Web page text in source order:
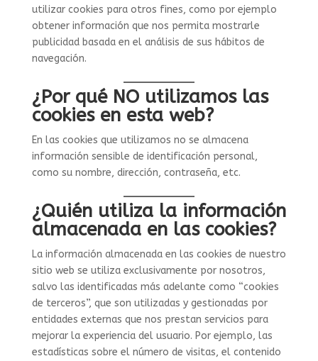
utilizar cookies para otros fines, como por ejemplo
obtener información que nos permita mostrarle
publicidad basada en el análisis de sus hábitos de
navegación.
¿Por qué NO utilizamos las
cookies en esta web?
En las cookies que utilizamos no se almacena
información sensible de identificación personal,
como su nombre, dirección, contraseña, etc.
¿Quién utiliza la información
almacenada en las cookies?
La información almacenada en las cookies de nuestro
sitio web se utiliza exclusivamente por nosotros,
salvo las identificadas más adelante como “cookies
de terceros”, que son utilizadas y gestionadas por
entidades externas que nos prestan servicios para
mejorar la experiencia del usuario. Por ejemplo, las
estadísticas sobre el número de visitas, el contenido